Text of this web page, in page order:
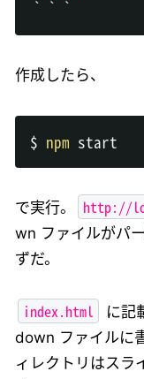
作成したら、
$ npm
で実行。 http://
wn ファイルがパ
ずだ。
index.html に記
down ファイルに
ィレクトリはスラ